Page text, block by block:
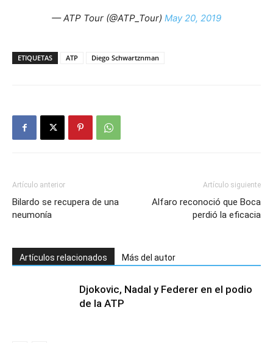
— ATP Tour (@ATP_Tour) May 20, 2019
ETIQUETAS ATP Diego Schwartznman
Artículo anterior
Bilardo se recupera de una
neumonía
Artículo siguiente
Alfaro reconoció que Boca
perdió la eficacia
Artículos relacionados Más del autor
Djokovic, Nadal y Federer en el podio
de la ATP